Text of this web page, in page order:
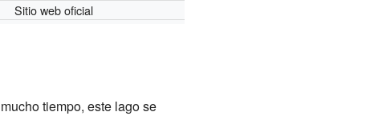
Sitio web oficial
tiempo, este lago se